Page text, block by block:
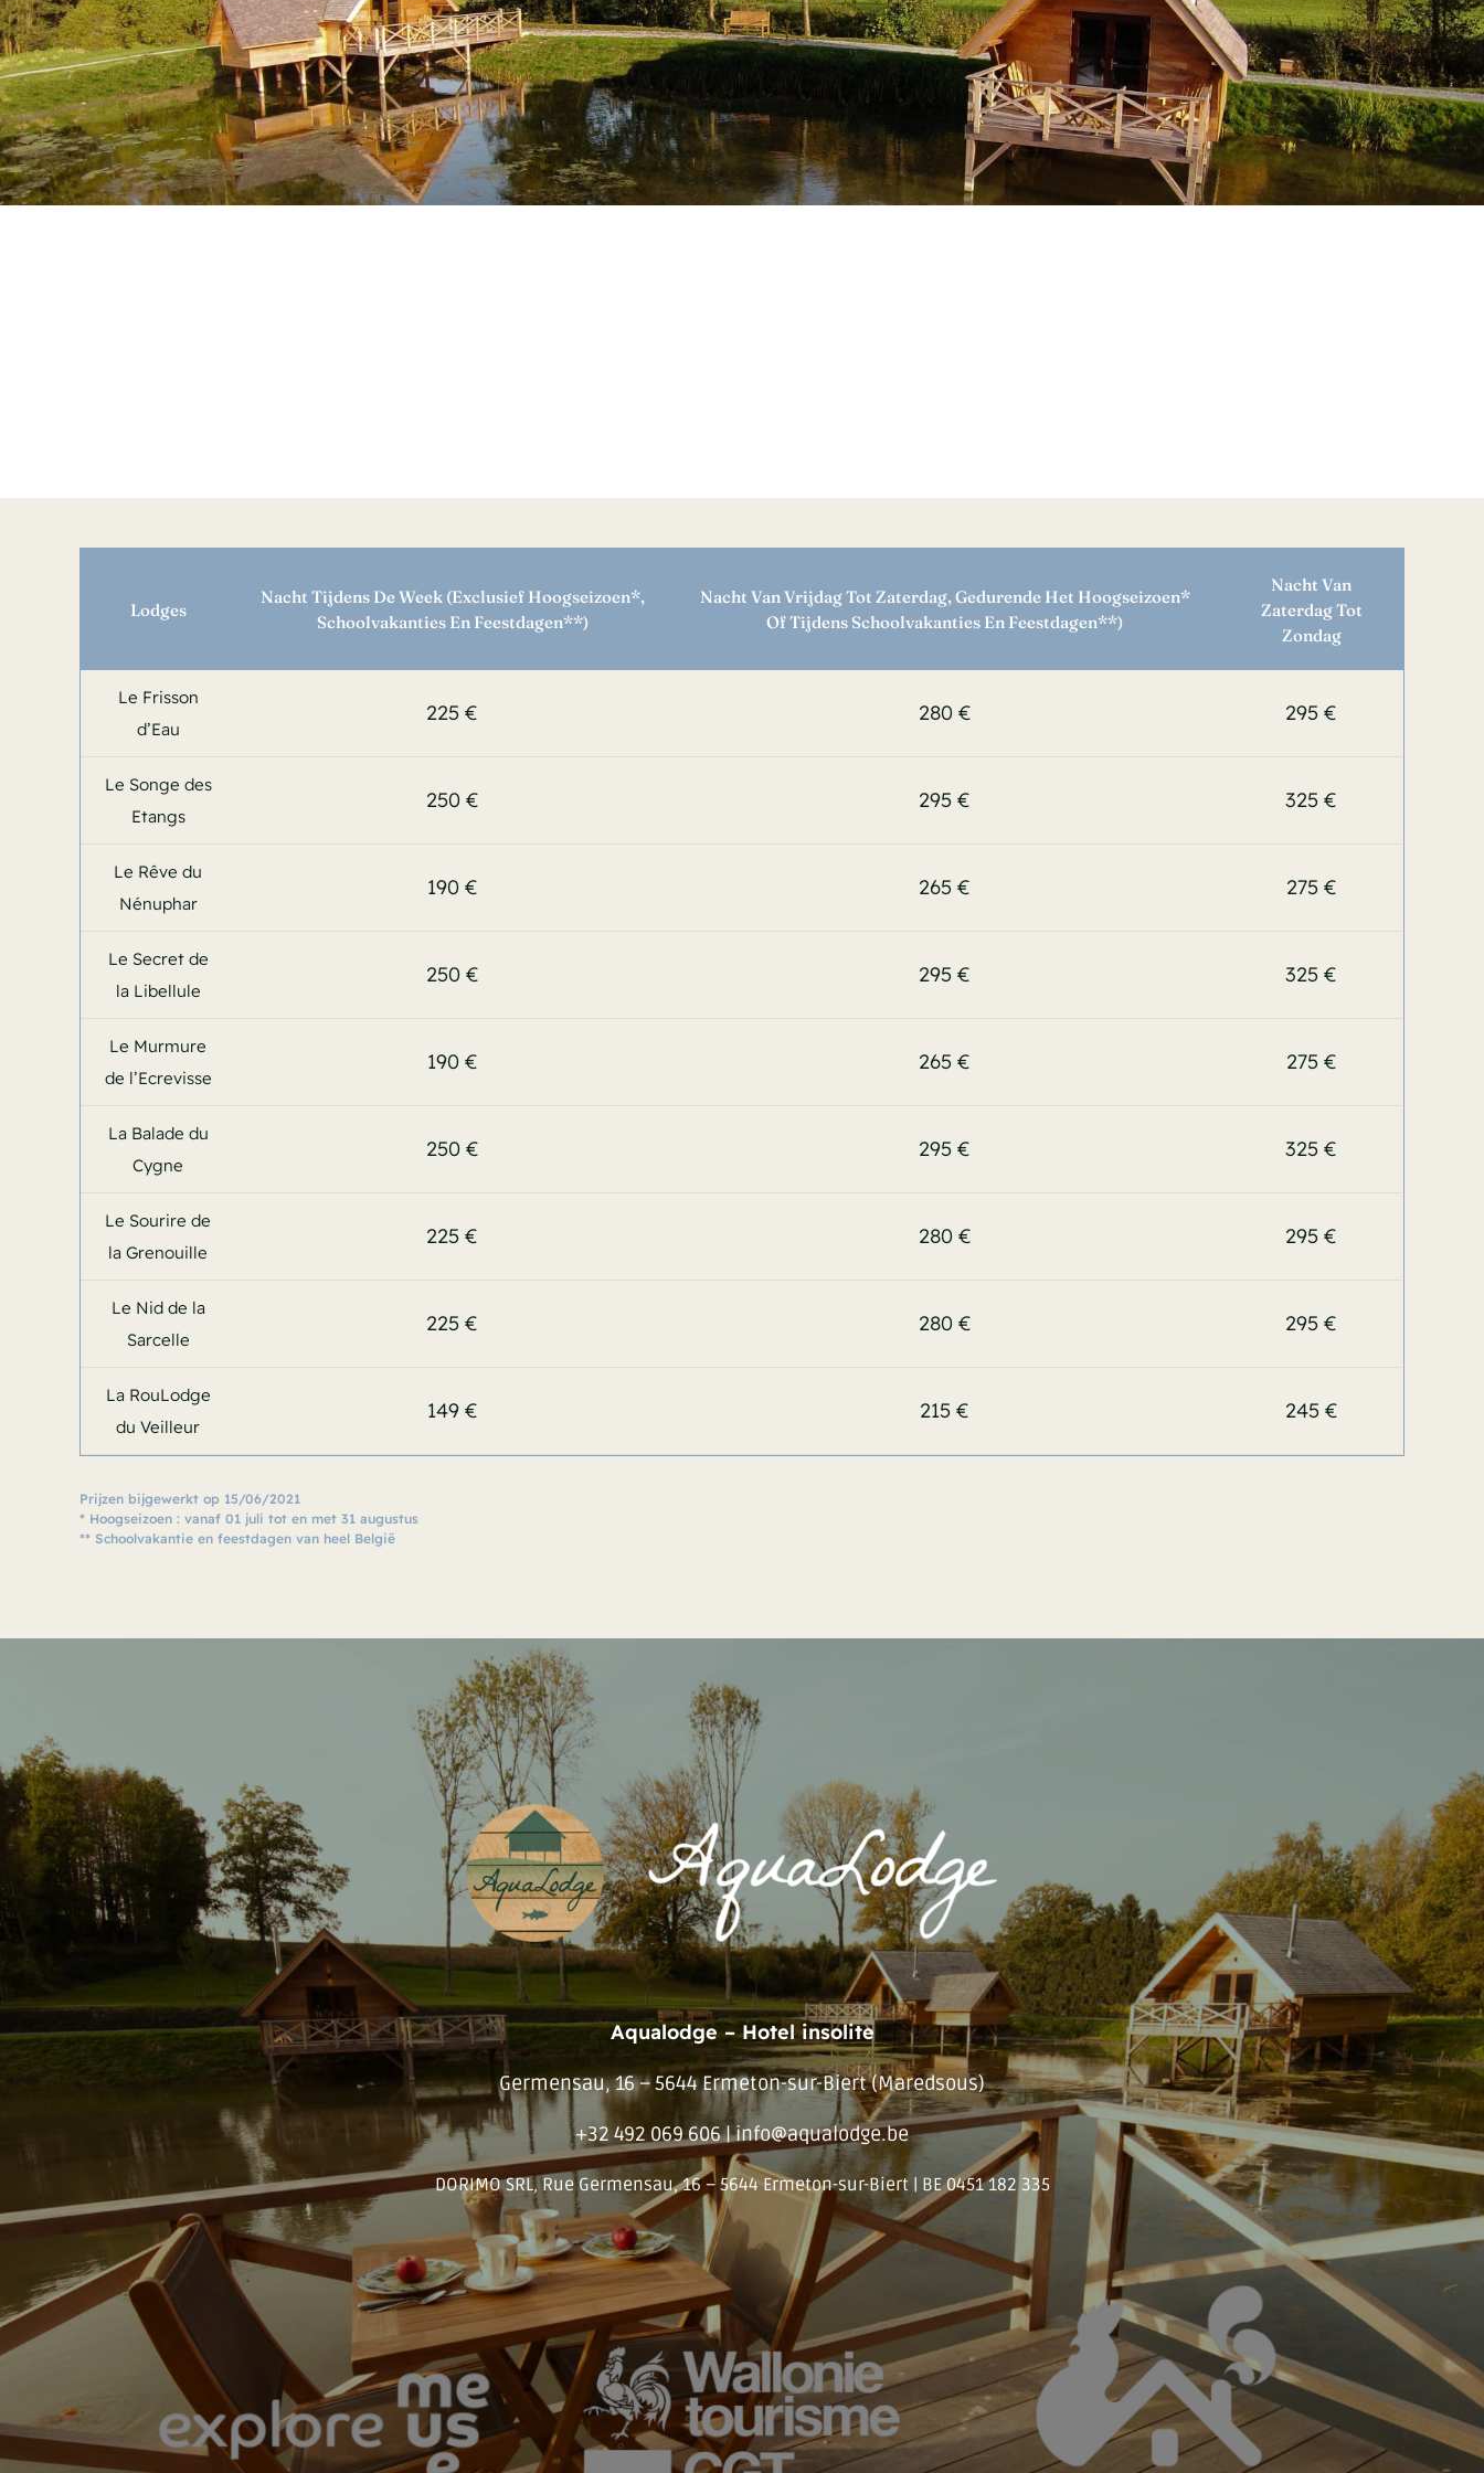
Lodges
Nacht Tijdens De Week (exclusief Hoogseizoen*,
Schoolvakanties En Feestdagen**)
Nacht Van Vrijdag Tot Zaterdag, Gedurende Het Hoogseizoen*
Of Tijdens Schoolvakanties En Feestdagen**)
Nacht Van
Zaterdag Tot
Zondag
Le Frisson
d’Eau
225 € 280 € 295 €
Le Songe des
Etangs
250 € 295 € 325 €
Le Rêve du
Nénuphar
190 € 265 € 275 €
Le Secret de
la Libellule
250 € 295 € 325 €
Le Murmure
de l’Ecrevisse
190 € 265 € 275 €
La Balade du
Cygne
250 € 295 € 325 €
Le Sourire de
la Grenouille
225 € 280 € 295 €
Le Nid de la
Sarcelle
225 € 280 € 295 €
La RouLodge
du Veilleur
149 € 215 € 245 €
Prijzen bijgewerkt op 15/06/2021
* Hoogseizoen : vanaf 01 juli tot en met 31 augustus
** Schoolvakantie en feestdagen van heel België
Aqualodge – Hotel insolite
Germensau, 16 – 5644 Ermeton-sur-Biert (Maredsous)
+32 492 069 606 | info@aqualodge.be
DORIMO SRL, Rue Germensau, 16 – 5644 Ermeton-sur-Biert | BE 0451 182 335